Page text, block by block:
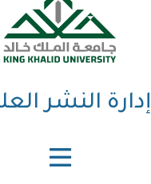
إدارة النشر